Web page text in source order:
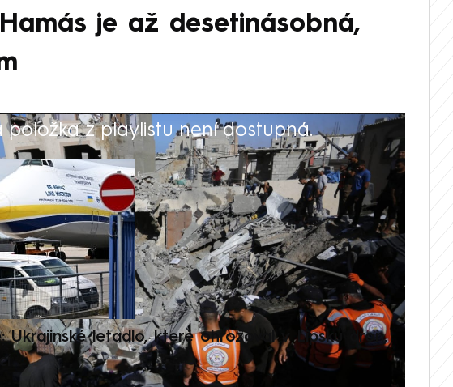
je až desetinásobná,
položka z playlistu není dostupná.
Ukrajinské letadlo, které ohrožoval v Lipsku dron,